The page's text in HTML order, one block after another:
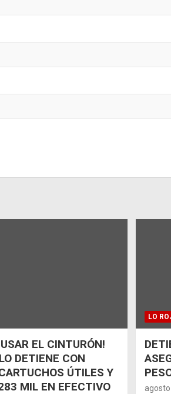
EL CINTURÓN!
DETIENE CON
ÚTILES Y
MIL EN EFECTIVO
LO